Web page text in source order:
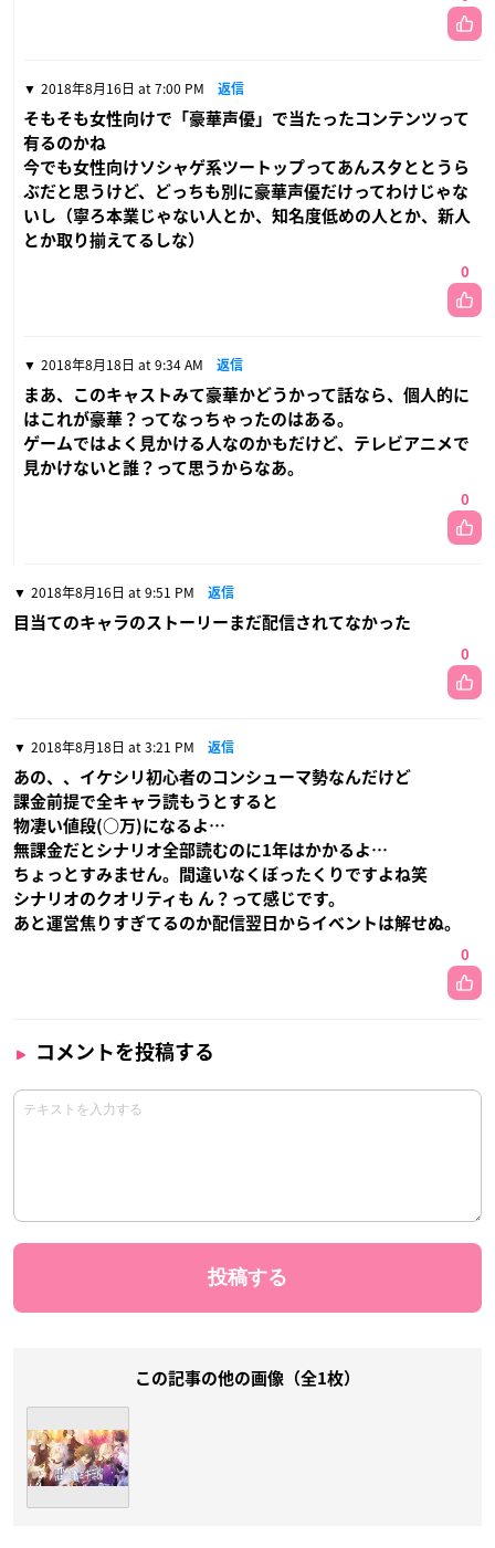
2018年8月16日 at 7:00 PM 返信
そもそも女性向けで「豪華声優」で当たったコンテンツって
有るのかね
今でも女性向けソシャゲ系ツートップってあんスタととうら
ぶだと思うけど、どっちも別に豪華声優だけってわけじゃな
いし（寧ろ本業じゃない人とか、知名度低めの人とか、新人
とか取り揃えてるしな）
0
2018年8月18日 at 9:34 AM 返信
まあ、このキャストみて豪華かどうかって話なら、個人的に
はこれが豪華？ってなっちゃったのはある。
ゲームではよく見かける人なのかもだけど、テレビアニメで
見かけないと誰？って思うからなあ。
0
2018年8月16日 at 9:51 PM 返信
目当てのキャラのストーリーまだ配信されてなかった
0
2018年8月18日 at 3:21 PM 返信
あの、、イケシリ初心者のコンシューマ勢なんだけど
課金前提で全キャラ読もうとすると
物凄い値段(○万)になるよ…
無課金だとシナリオ全部読むのに1年はかかるよ…
ちょっとすみません。間違いなくぼったくりですよね笑
シナリオのクオリティも ん？って感じです。
あと運営焦りすぎてるのか配信翌日からイベントは解せぬ。
0
コメントを投稿する
この記事の他の画像（全1枚）